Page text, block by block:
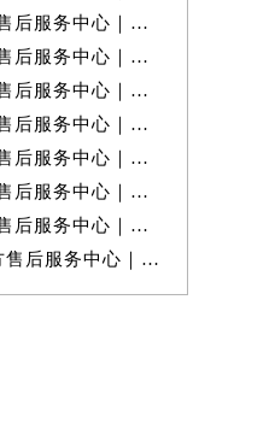
3、重庆萧邦官方售后服务中心｜最新热线和完整地址权威信息公示（2026年
4、重庆萧邦官方售后服务中心｜详细地址与24小时售后电话权威信息公示
5、重庆萧邦官方售后服务中心｜完整电话与维修地址权威信息公示（2026年
6、重庆萧邦官方售后服务中心｜完整热线电话与网点地址权威信息公示（20
7、重庆萧邦官方售后服务中心｜官方地址及24小时客服电话权威信息公示
8、重庆萧邦官方售后服务中心｜全新地址与售后热线权威信息公示（2026年
9、重庆萧邦官方售后服务中心｜最新电话与详细地址权威信息公示（2026年
10、重庆萧邦官方售后服务中心｜全新热线和详细维修地址权威信息公示（20